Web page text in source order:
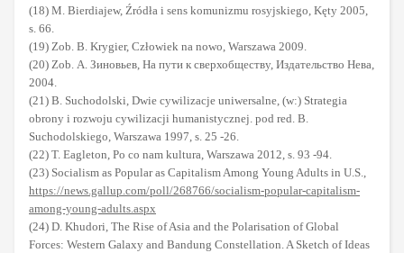
(18) M. Bierdiajew, Źródła i sens komunizmu rosyjskiego, Kęty 2005,
s. 66.
(19) Zob. B. Krygier, Człowiek na nowo, Warszawa 2009.
(20) Zob. А. Зиновьев, На пути к сверхобществу, Издательство Нева,
2004.
(21) B. Suchodolski, Dwie cywilizacje uniwersalne, (w:) Strategia
obrony i rozwoju cywilizacji humanistycznej. pod red. B.
Suchodolskiego, Warszawa 1997, s. 25 -26.
(22) T. Eagleton, Po co nam kultura, Warszawa 2012, s. 93 -94.
(23) Socialism as Popular as Capitalism Among Young Adults in U.S.,
https://news.gallup.com/poll/268766/socialism-popular-capitalism-
among-young-adults.aspx
(24) D. Khudori, The Rise of Asia and the Polarisation of Global
Forces: Western Galaxy and Bandung Constellation. A Sketch of Ideas